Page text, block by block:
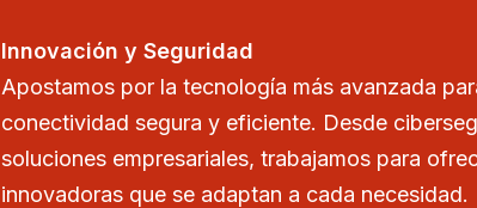
Innovación y Seguridad
Apostamos por la tecnología más avanzada
conectividad segura y eficiente. Desde
soluciones empresariales, trabajamos para
innovadoras que se adaptan a cada necesidad.